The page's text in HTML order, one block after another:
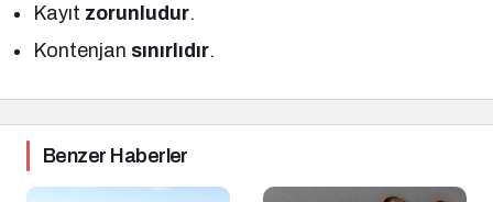
Kayıt zorunludur.
Kontenjan sınırlıdır.
Benzer Haberler